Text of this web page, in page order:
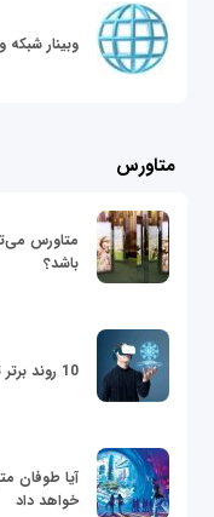
وبینار شبکه
متاورس
متاورس
باشد؟
10 روند برتر تجارت و فناوری در سال 2022
آیا طوفان
خواهد داد